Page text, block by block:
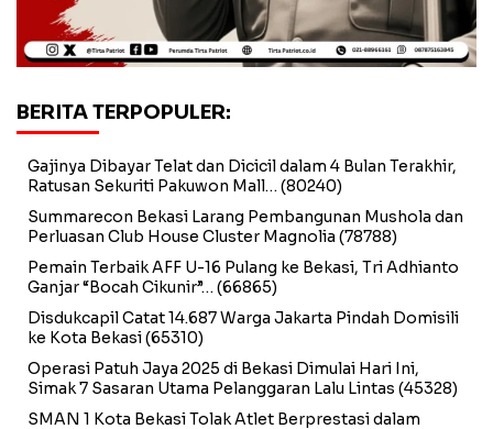
BERITA TERPOPULER:
Gajinya Dibayar Telat dan Dicicil dalam 4 Bulan Terakhir,
Ratusan Sekuriti Pakuwon Mall… (80240)
Summarecon Bekasi Larang Pembangunan Mushola dan
Perluasan Club House Cluster Magnolia (78788)
Pemain Terbaik AFF U-16 Pulang ke Bekasi, Tri Adhianto
Ganjar “Bocah Cikunir”… (66865)
Disdukcapil Catat 14.687 Warga Jakarta Pindah Domisili
ke Kota Bekasi(65310)
Operasi Patuh Jaya 2025 di Bekasi Dimulai Hari Ini,
Simak 7 Sasaran Utama Pelanggaran Lalu Lintas (45328)
SMAN 1 Kota Bekasi Tolak Atlet Berprestasi dalam